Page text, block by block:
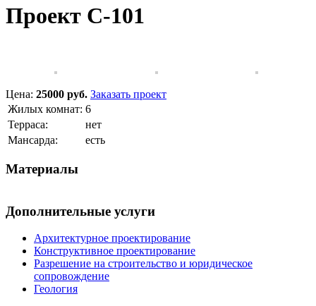
Проект C-101
Цена: 25000 руб. Заказать проект
Жилых комнат: 6
Терраса:
нет
Мансарда:
есть
Материалы
Дополнительные услуги
Архитектурное проектирование
Конструктивное проектирование
Разрешение на строительство и юридическое
сопровождение
Геология